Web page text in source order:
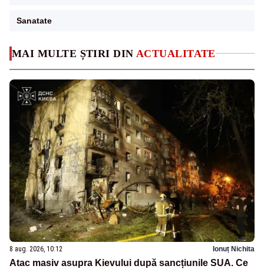
MAI MULTE ȘTIRI DIN ACTUALITATE
8 aug. 2026, 10:12 Ionuț Nichita
Atac masiv asupra Kievului după sancțiunile SUA. Ce
Sanatate